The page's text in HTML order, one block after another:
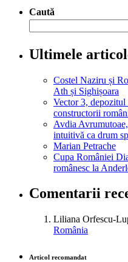
Caută
Ultimele
Costel Naziru și
Ath și Sighișoara
Vector 3, depozitul
constructorii
Avdia
intuitivă ca drum
Marian Petrache
Cupa României
românesc la
Comentarii
Liliana Orfescu-
România
Articol recomandat